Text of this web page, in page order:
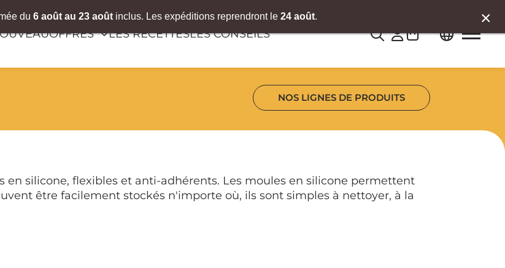
OFFRES LES RECETTESLES CONSEILS
NOS LIGNES DE PRODUITS
silicone, flexibles et anti-adhérents. Les moules en silicone permettent
être facilement stockés n'importe où, ils sont simples à nettoyer, à la
×
du 6 août au 23 août inclus. Les expéditions reprendront le 24 août.